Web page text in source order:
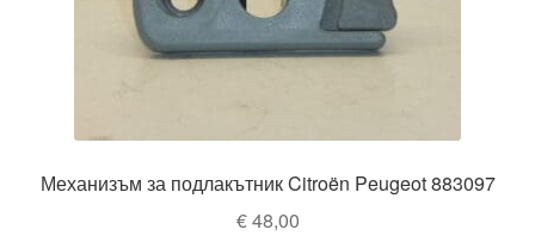
Механизъм за подлакътник Citroën Peugeot 883097
€48,00